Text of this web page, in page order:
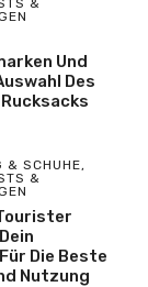
&
Und
Des
& SCHUHE,
&
Die Beste
Nutzung